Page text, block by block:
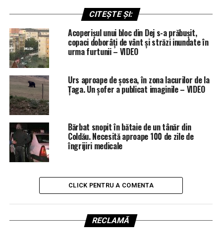
CITEȘTE ȘI:
Acoperișul unui bloc din Dej s-a prăbușit,
copaci doborâți de vânt și străzi inundate în
urma furtunii – VIDEO
Urs aproape de șosea, în zona lacurilor de la
Țaga. Un șofer a publicat imaginile – VIDEO
Bărbat snopit în bătaie de un tânăr din
Coldău. Necesită aproape 100 de zile de
îngrijiri medicale
CLICK PENTRU A COMENTA
RECLAMĂ